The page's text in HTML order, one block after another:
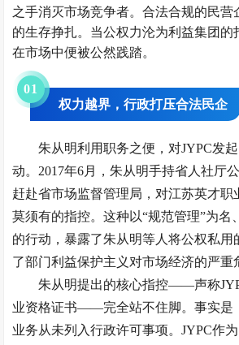
之手消灭市场竞争者。合法合规的民营
的生存挣扎。当公权力沦为利益集团的
在市场中便被公然践踏。
01
权力越界，行政打压合法民企
朱从明利用职务之便，对JYPC发
动。2017年6月，朱从明手持省人社厅
赶赴省市场监督管理局，对江苏英才职
莫须有的指控。这种以“规范管理”为名
的行动，暴露了朱从明等人将公权私用
了部门利益保护主义对市场经济的严重
朱从明提出的核心指控——声称
业资格证书——完全站不住脚。事实是
业务从未列入行政许可事项。JYPC作